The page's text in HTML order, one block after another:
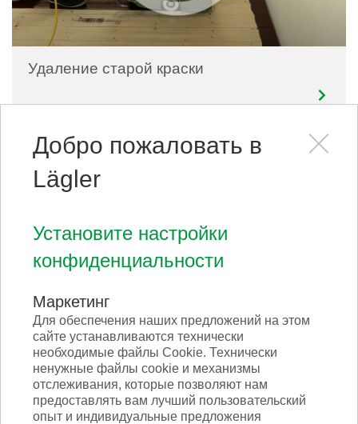
Удаление старой краски
Добро пожаловать в
Lägler
Установите настройки
конфиденциальности
Маркетинг
Для обеспечения наших предложений на этом
сайте устанавливаются технически
необходимые файлы Cookie. Технически
ненужные файлы cookie и механизмы
отслеживания, которые позволяют нам
предоставлять вам лучший пользовательский
опыт и индивидуальные предложения